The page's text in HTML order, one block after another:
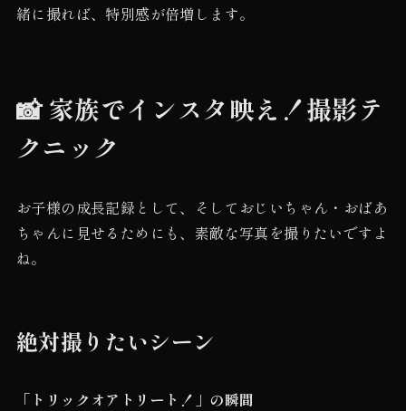
緒に撮れば、特別感が倍増します。
📸 家族でインスタ映え！撮影テ
クニック
お子様の成長記録として、そしておじいちゃん・おばあ
ちゃんに見せるためにも、素敵な写真を撮りたいですよ
ね。
絶対撮りたいシーン
「トリックオアトリート！」の瞬間